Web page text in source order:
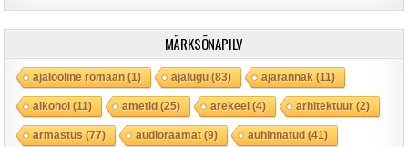
MÄRKSÕNAPILV
ajalooline romaan(1) ajalugu(83) ajarännak (11)
alkohol(11) ametid(25) arekeel(4) arhitektuur(2)
armastus (77) audioraamat(9) auhinnatud(41)